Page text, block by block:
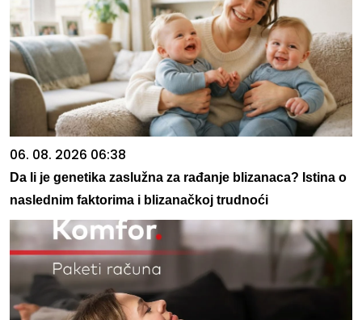
06. 08. 2026 06:38
Da li je genetika zaslužna za rađanje blizanaca? Istina o
naslednim faktorima i blizanačkoj trudnoći